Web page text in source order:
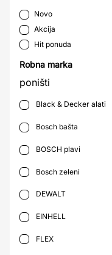
Novo
Akcija
Hit ponuda
Robna marka
poništi
Black & Decker alati
Bosch bašta
BOSCH plavi
Bosch zeleni
DEWALT
EINHELL
FLEX